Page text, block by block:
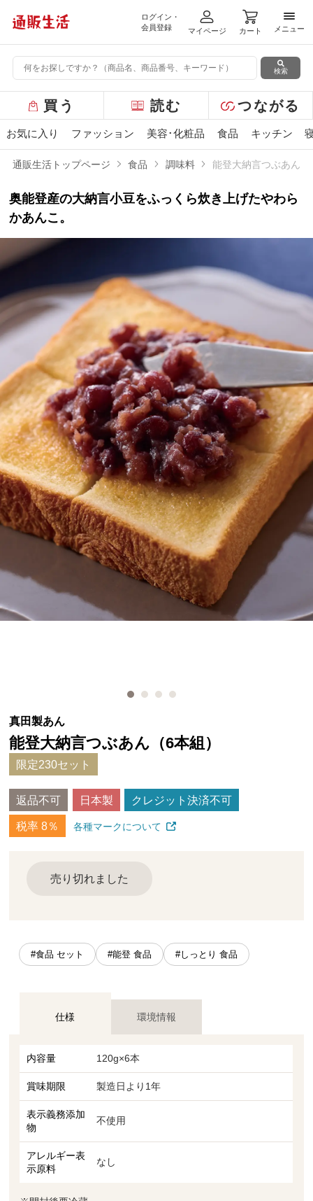
ログイン・
会員登録
マイページ カート
メニ
メニュー
検索
ー
バ
ュ
ー
買う 読む つながる
お気に入り ファッション 美容･化粧品 食品 キッチン
通販生活トップページ 食品 調味料 能登大納言つぶあん（
奥能登産の大納言小豆をふっくら炊き上げたやわら
かあんこ。
真田製あん
能登大納言つぶあん（6本組）
限定230セット
返品不可 日本製 クレジット決済不可
税率 8％ 各種マークについて
売り切れました
#食品 セット #能登 食品 #しっとり 食品
仕様 環境情報
内容量 120g×6本
賞味期限 製造日より1年
表示義務添加
物
不使用
アレルギー表
示原料
なし